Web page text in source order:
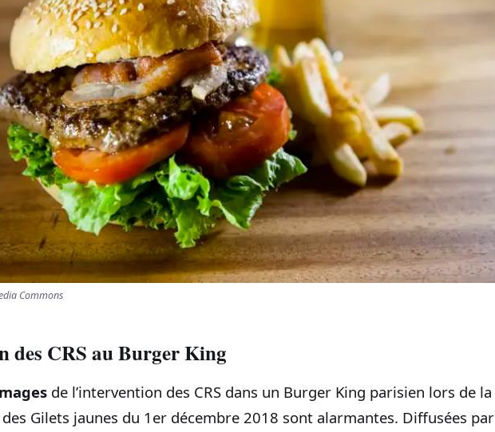
Commons
des CRS au Burger King
de l’intervention des CRS dans un Burger King parisien lors de la
Gilets jaunes du 1er décembre 2018 sont alarmantes. Diffusées par